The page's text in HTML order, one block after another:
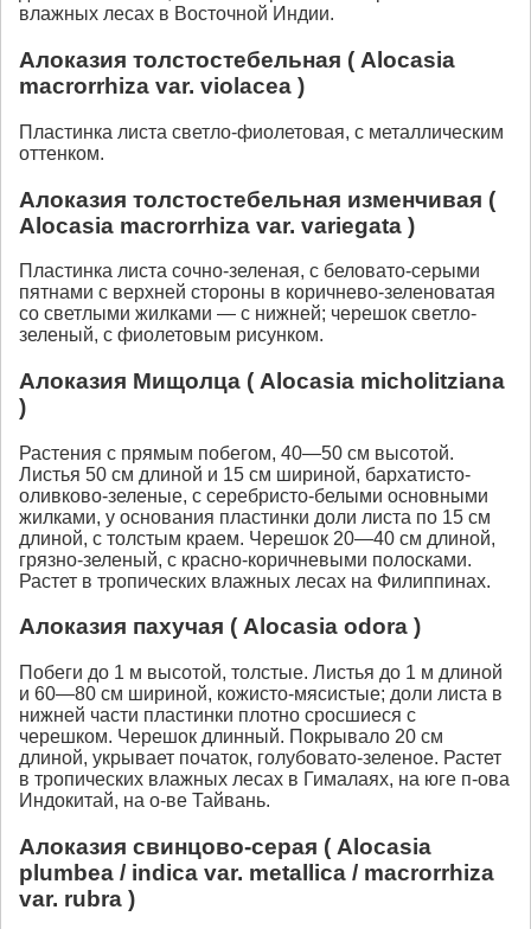
влажных лесах в Восточной Индии.
Алоказия толстостебельная ( Alocasia
macrorrhiza var. violacea )
Пластинка листа светло-фиолетовая, с металлическим
оттенком.
Алоказия толстостебельная изменчивая (
Alocasia macrorrhiza var. variegata )
Пластинка листа сочно-зеленая, с беловато-серыми
пятнами с верхней стороны в коричнево-зеленоватая
со светлыми жилками — с нижней; черешок светло-
зеленый, с фиолетовым рисунком.
Алоказия Мищолца ( Alocasia micholitziana
)
Растения с прямым побегом, 40—50 см высотой.
Листья 50 см длиной и 15 см шириной, бархатисто-
оливково-зеленые, с серебристо-белыми основными
жилками, у основания пластинки доли листа по 15 см
длиной, с толстым краем. Черешок 20—40 см длиной,
грязно-зеленый, с красно-коричневыми полосками.
Растет в тропических влажных лесах на Филиппинах.
Алоказия пахучая ( Alocasia odora )
Побеги до 1 м высотой, толстые. Листья до 1 м длиной
и 60—80 см шириной, кожисто-мясистые; доли листа в
нижней части пластинки плотно сросшиеся с
черешком. Черешок длинный. Покрывало 20 см
длиной, укрывает початок, голубовато-зеленое. Растет
в тропических влажных лесах в Гималаях, на юге п-ова
Индокитай, на о-ве Тайвань.
Aлоказия свинцово-cерая ( Alocasia
plumbea / indica var. metallica / macrorrhiza
var. rubra )